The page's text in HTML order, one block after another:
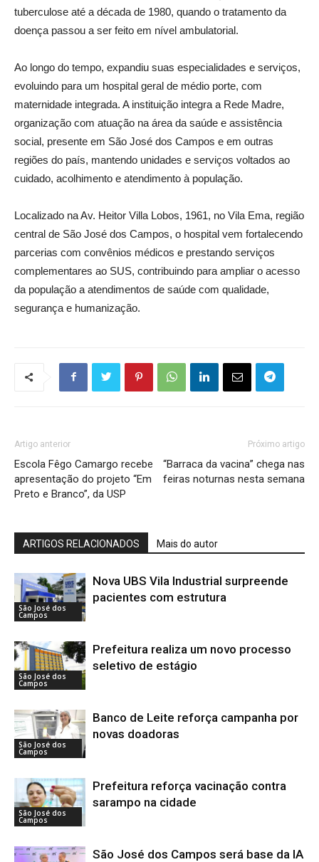
tuberculose até a década de 1980, quando o tratamento da
doença passou a ser feito em nível ambulatorial.
Ao longo do tempo, expandiu suas especialidades e serviços,
evoluindo para um hospital geral de médio porte, com
maternidade integrada. A instituição integra a Rede Madre,
organização com atuação na área da saúde e assistência
social, presente em São José dos Campos e em outras
regiões do país, mantendo unidades e serviços voltados ao
cuidado, acolhimento e atendimento à população.
Localizado na Av. Heitor Villa Lobos, 1961, no Vila Ema, região
central de São José dos Campos, o hospital vem fortalecendo
parcerias com convênios médicos e prestando serviços
complementares ao SUS, contribuindo para ampliar o acesso
da população a atendimentos de saúde com qualidade,
segurança e humanização.
Artigo anterior
Escola Fêgo Camargo recebe
apresentação do projeto “Em
Preto e Branco”, da USP
Próximo artigo
“Barraca da vacina” chega nas
feiras noturnas nesta semana
ARTIGOS RELACIONADOS Mais do autor
São José dos
Campos
Nova UBS Vila Industrial surpreende
pacientes com estrutura
São José dos
Campos
Prefeitura realiza um novo processo
seletivo de estágio
São José dos
Campos
Banco de Leite reforça campanha por
novas doadoras
São José dos
Campos
Prefeitura reforça vacinação contra
sarampo na cidade
São José dos Campos será base da IA